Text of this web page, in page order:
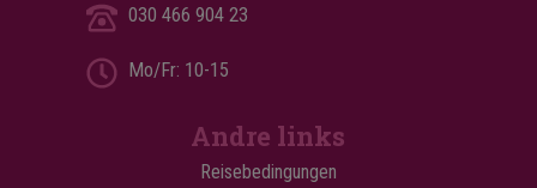
030 466 904 23
Mo/Fr: 10-15
Andre links
Reisebedingungen